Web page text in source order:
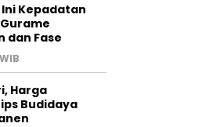
Kepadatan
dan Fase
Harga
Budidaya